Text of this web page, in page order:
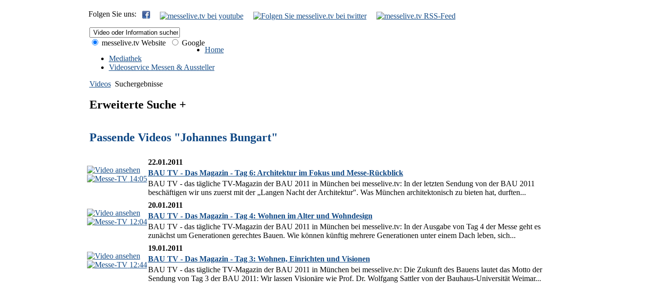
Folgen Sie uns:
messelive.tv Website
Google
Home
Mediathek
Videoservice Messen & Aussteller
Videos Suchergebnisse
Erweiterte Suche +
Passende Videos "Johannes Bungart"
14:05
22.01.2011
BAU TV - Das Magazin - Tag 6: Architektur im Fokus und Messe-Rückblick
BAU TV - das tägliche TV-Magazin der BAU 2011 in München bei messelive.tv: In der letzten Sendung von der BAU 2011
beschäftigen wir uns zuerst mit der „Langen Nacht der Architektur". Was München architektonisch zu bieten hat, durften...
12:04
20.01.2011
BAU TV - Das Magazin - Tag 4: Wohnen im Alter und Wohndesign
BAU TV - das tägliche TV-Magazin der BAU 2011 in München bei messelive.tv: In der Ausgabe von Tag 4 der Messe geht es
zunächst um Generationen gerechtes Bauen. Wie können künftig mehrere Generationen unter einem Dach leben, sich...
12:44
19.01.2011
BAU TV - Das Magazin - Tag 3: Wohnen, Einrichten und Visionen
BAU TV - das tägliche TV-Magazin der BAU 2011 in München bei messelive.tv: Die Zukunft des Bauens lautet das Motto der
Sendung von Tag 3 der BAU 2011: Wir lassen Visionäre wie Prof. Dr. Wolfgang Sattler von der Bauhaus-Universität Weimar...